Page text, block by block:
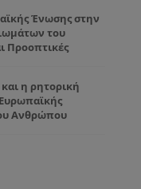
Ένωσης στην
του
Προοπτικές
η ρητορική
Ανθρώπου